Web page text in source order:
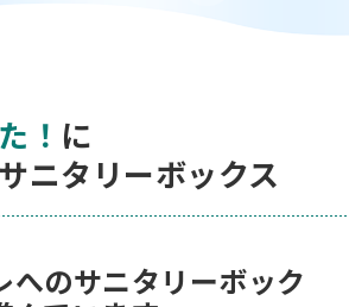
！ に
ニタリーボックス
へのサニタリーボック